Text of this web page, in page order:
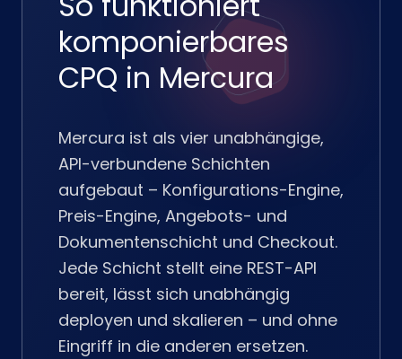
komponierbares
CPQ in Mercura
Mercura ist als vier unabhängige,
API-verbundene Schichten
aufgebaut – Konfigurations-Engine,
Preis-Engine, Angebots- und
Dokumentenschicht und Checkout.
Jede Schicht stellt eine REST-API
bereit, lässt sich unabhängig
deployen und skalieren – und ohne
Eingriff in die anderen ersetzen.